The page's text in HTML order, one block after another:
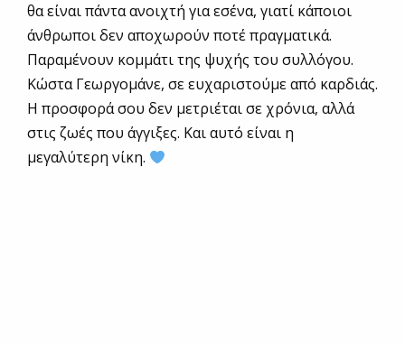
θα είναι πάντα ανοιχτή για εσένα, γιατί κάποιοι
άνθρωποι δεν αποχωρούν ποτέ πραγματικά.
Παραμένουν κομμάτι της ψυχής του συλλόγου.
Κώστα Γεωργομάνε, σε ευχαριστούμε από καρδιάς.
Η προσφορά σου δεν μετριέται σε χρόνια, αλλά
στις ζωές που άγγιξες. Και αυτό είναι η
μεγαλύτερη νίκη.